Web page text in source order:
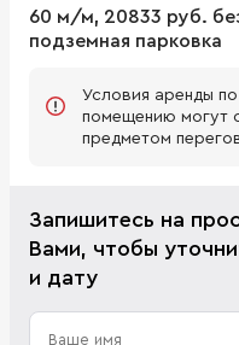
60 м/м, 20833 руб.
подземная парковка
Условия аренды
помещению могут
предметом
Запишитесь на
Вами, чтобы
и дату